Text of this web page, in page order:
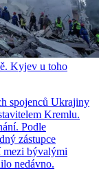
Kyjev u toho
spojenců Ukrajiny
Kremlu.
Podle
zástupce
mezi bývalými
nedávno.